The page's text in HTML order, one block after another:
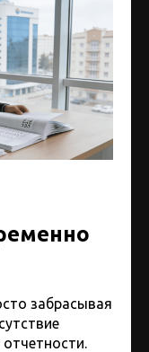
забрасывая